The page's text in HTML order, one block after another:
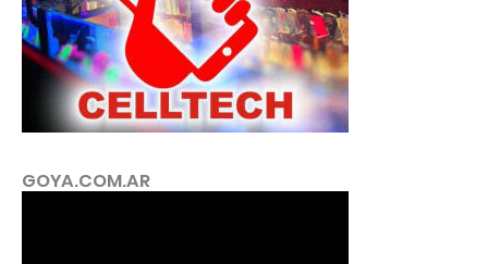
GOYA.COM.AR